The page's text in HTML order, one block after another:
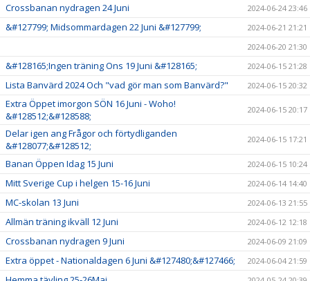
Crossbanan nydragen 24 Juni 2024-06-24 23:46
&#127799; Midsommardagen 22 Juni &#127799;
2024-06-21 21:21
2024-06-20 21:30
&#128165;Ingen träning Ons 19 Juni &#128165; 2024-06-15 21:28
Lista Banvärd 2024 Och "vad gör man som Banvärd?" 2024-06-15 20:32
Extra Öppet imorgon SÖN 16 Juni - Woho!
&#128512;&#128588;
2024-06-15 20:17
Delar igen ang Frågor och förtydliganden
&#128077;&#128512;
2024-06-15 17:21
Banan Öppen Idag 15 Juni 2024-06-15 10:24
Mitt Sverige Cup i helgen 15-16 Juni 2024-06-14 14:40
MC-skolan 13 Juni 2024-06-13 21:55
Allmän träning ikväll 12 Juni 2024-06-12 12:18
Crossbanan nydragen 9 Juni 2024-06-09 21:09
Extra öppet - Nationaldagen 6 Juni &#127480;&#127466; 2024-06-04 21:59